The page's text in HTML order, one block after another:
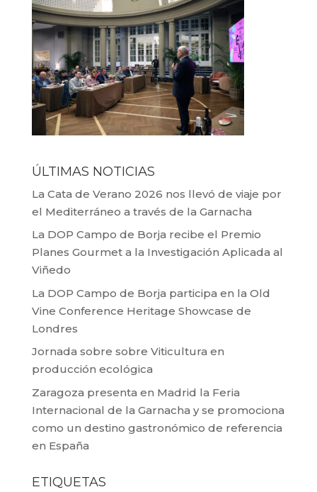
ÚLTIMAS NOTICIAS
La Cata de Verano 2026 nos llevó de viaje por
el Mediterráneo a través de la Garnacha
La DOP Campo de Borja recibe el Premio
Planes Gourmet a la Investigación Aplicada al
Viñedo
La DOP Campo de Borja participa en la Old
Vine Conference Heritage Showcase de
Londres
Jornada sobre sobre Viticultura en
producción ecológica
Zaragoza presenta en Madrid la Feria
Internacional de la Garnacha y se promociona
como un destino gastronómico de referencia
en España
ETIQUETAS